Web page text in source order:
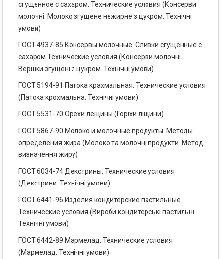
сгущенное с сахаром. Технические условия (Консерви
молочні. Молоко згущене нежирне з цукром. Технічні
умови)
ГОСТ 4937-85 Консервы молочные. Сливки сгущенные с
сахаром Технические условия (Консерви молочні.
Вершки згущені з цукром. Технічні умови)
ГОСТ 5194-91 Патока крахмальная. Технические условия
(Патока крохмальна. Технічні умови)
ГОСТ 5531-70 Орехи лещины (Горіхи ліщини)
ГОСТ 5867-90 Молоко и молочные продукты. Методы
определения жира (Молоко та молочні продукти. Метод
визначення жиру)
ГОСТ 6034-74 Декстрины. Технические условия
(Декстрини. Технічні умови)
ГОСТ 6441-96 Изделия кондитерские пастильные.
Технические условия (Вироби кондитерські пастильні.
Технічні умови)
ГОСТ 6442-89 Мармелад. Технические условия
(Мармелад. Технічні умови)